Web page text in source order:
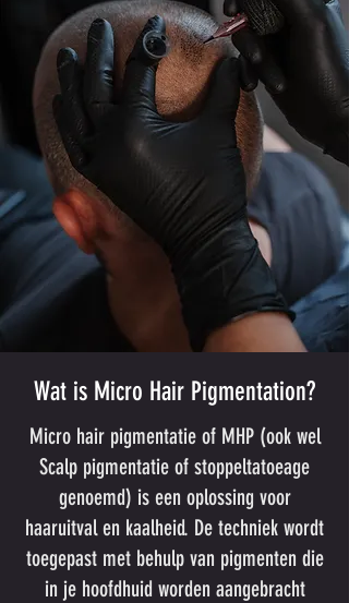
Wat is Micro Hair Pigmentation?
Micro hair pigmentatie of MHP (ook wel
Scalp pigmentatie of stoppeltatoeage
genoemd) is een oplossing voor
haaruitval en kaalheid. De techniek wordt
toegepast met behulp van pigmenten die
in je hoofdhuid worden aangebracht